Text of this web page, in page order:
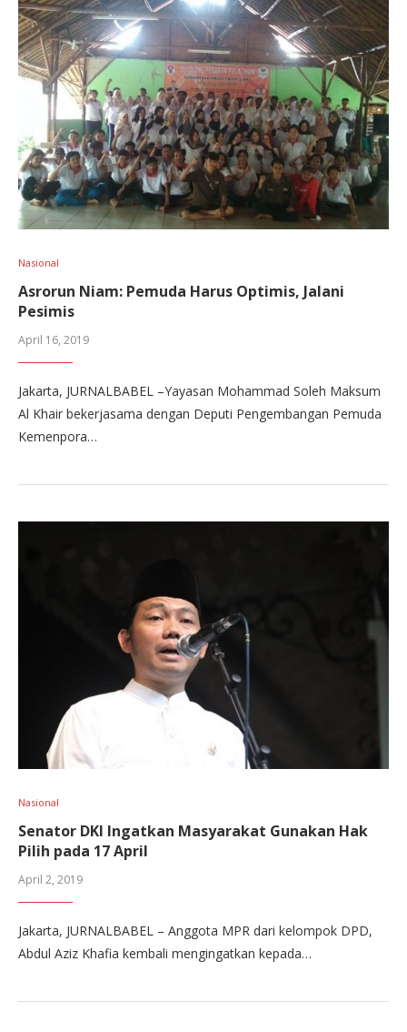
Nasional
Asrorun Niam: Pemuda Harus Optimis, Jalani
Pesimis
April 16, 2019
Jakarta, JURNALBABEL –Yayasan Mohammad Soleh Maksum
Al Khair bekerjasama dengan Deputi Pengembangan Pemuda
Kemenpora…
Nasional
Senator DKI Ingatkan Masyarakat Gunakan Hak
Pilih pada 17 April
April 2, 2019
Jakarta, JURNALBABEL – Anggota MPR dari kelompok DPD,
Abdul Aziz Khafia kembali mengingatkan kepada…